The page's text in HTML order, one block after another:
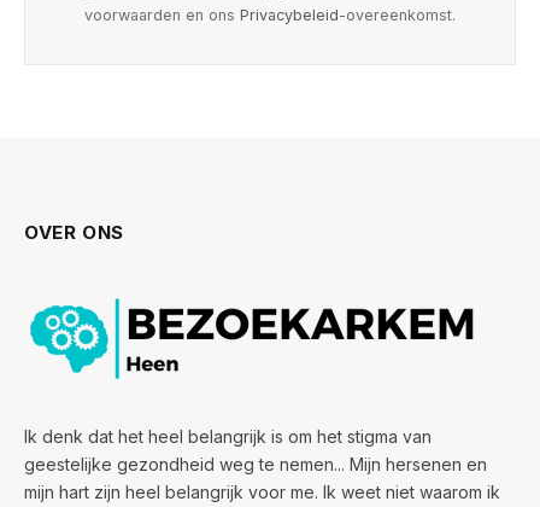
voorwaarden en ons Privacybeleid-overeenkomst.
OVER ONS
Ik denk dat het heel belangrijk is om het stigma van
geestelijke gezondheid weg te nemen... Mijn hersenen en
mijn hart zijn heel belangrijk voor me. Ik weet niet waarom ik